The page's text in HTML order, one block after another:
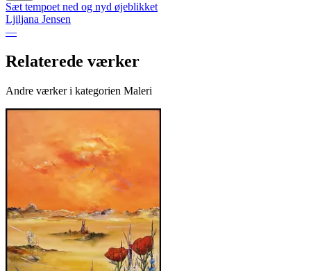
Sæt tempoet ned og nyd øjeblikket
Ljiljana Jensen
—
Relaterede værker
Andre værker i kategorien Maleri